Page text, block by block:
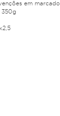
em
350g